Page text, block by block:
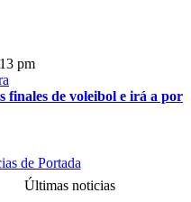
pm
finales de voleibol e irá a por
de Portada
Últimas noticias